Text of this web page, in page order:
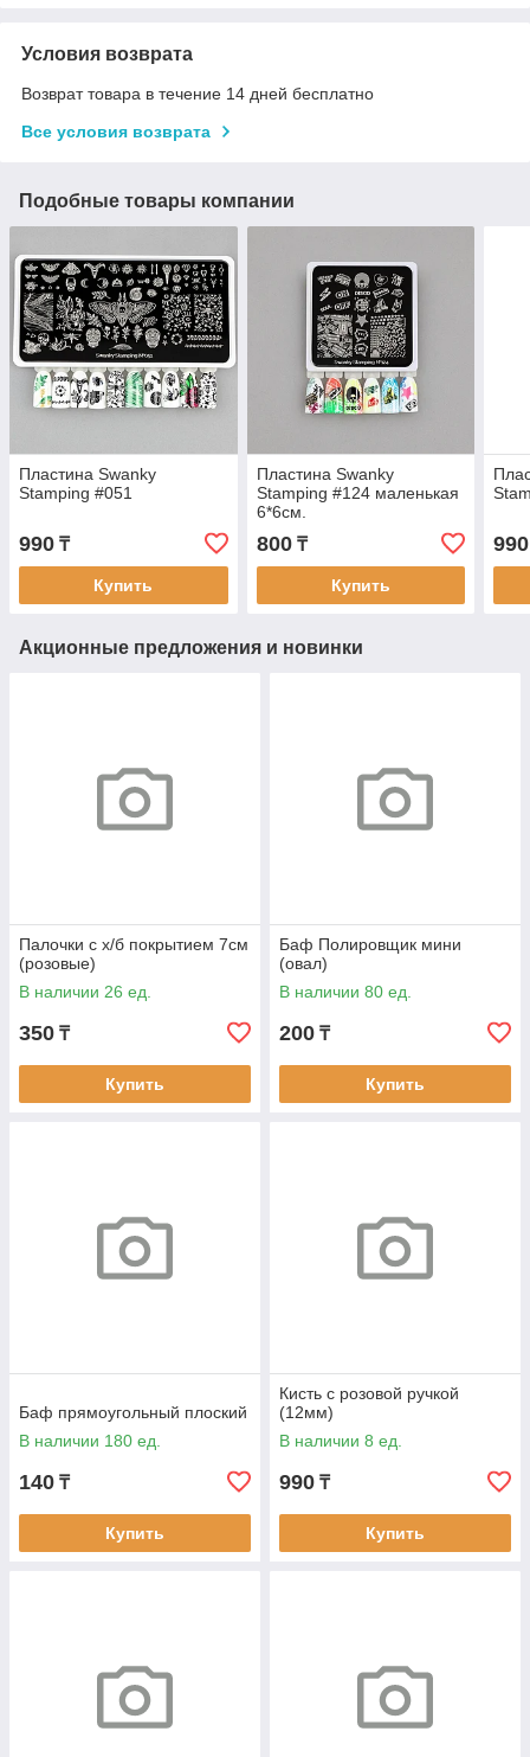
Условия возврата
Возврат товара в течение 14 дней бесплатно
Все условия возврата
Подобные товары компании
Пластина Swanky
Stamping #051
990 ₸
Купить
Пластина Swanky
Stamping #124 маленькая
6*6см.
800₸
Купить
990
Акционные предложения и новинки
Палочки с х/б покрытием 7см
(розовые)
В наличии 26 ед.
350 ₸
Купить
Баф Полировщик мини
(овал)
В наличии 80 ед.
200 ₸
Купить
Баф прямоугольный плоский
В наличии 180 ед.
140 ₸
Купить
Кисть с розовой ручкой
(12мм)
В наличии 8 ед.
990 ₸
Купить